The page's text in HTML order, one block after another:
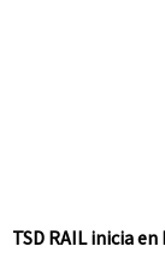
TSD RAIL inicia